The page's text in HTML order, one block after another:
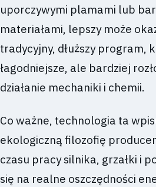
uporczywymi plamami lub
materiałami, lepszy może
tradycyjny, dłuższy program,
łagodniejsze, ale bardziej
działanie mechaniki i chemii.
Co ważne, technologia ta
ekologiczną filozofię
czasu pracy silnika, grzałki i
się na realne oszczędności